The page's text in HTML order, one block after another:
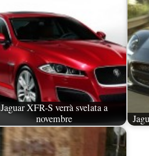
Jaguar XFR-S verrà svelata a
novembre